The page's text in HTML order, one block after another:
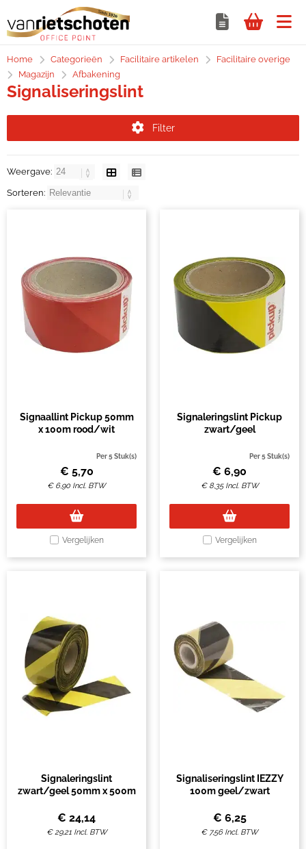
Home Categorieën Facilitaire artikelen
Facilitaire overige
Magazijn
Afbakening
Signaliseringslint
Filter
Weergave:
Sorteren:
Signaallint Pickup 50mm
x 100m rood/wit
Per 5 Stuk(s)
€ 5,70
€ 6,90 Incl. BTW
Vergelijken
Signaleringslint Pickup
zwart/geel
Per 5 Stuk(s)
€ 6,90
€ 8,35 Incl. BTW
Vergelijken
Signaleringslint
zwart/geel 50mm x 500m
€ 24,14
€29,21 Incl. BTW
Signaliseringslint IEZZY
100m geel/zwart
€ 6,25
€ 7,56 Incl. BTW